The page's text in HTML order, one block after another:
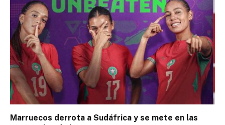
Marruecos derrota a Sudáfrica y se mete en las